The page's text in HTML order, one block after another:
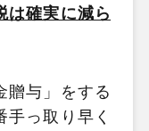
は確実に減ら
贈与」をする
手っ取り早く